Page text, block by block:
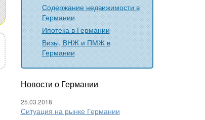
Содержание недвижимости в
Германии
Ипотека в Германии
Визы, ВНЖ и ПМЖ в
Германии
Новости о Германии
25.03.2018
Ситуация на рынке Германии